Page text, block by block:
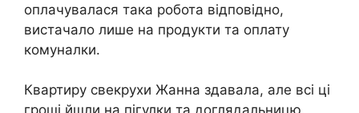
оплачувалася така робота відповідно,
вистачало лише на продукти та оплату
комуналки.
Квартиру свекрухи Жанна здавала, але всі ці